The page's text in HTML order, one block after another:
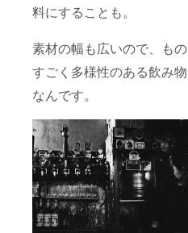
料にすることも。
素材の幅も広いので、もの
すごく多様性のある飲み物
なんです。